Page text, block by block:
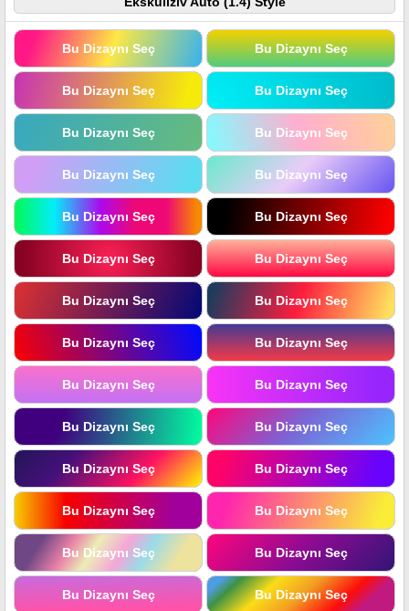
Bu Dizaynı Seç Bu Dizaynı Seç
Bu Dizaynı Seç Bu Dizaynı Seç
Bu Dizaynı Seç Bu Dizaynı Seç
Bu Dizaynı Seç Bu Dizaynı Seç
Bu Dizaynı Seç Bu Dizaynı Seç
Bu Dizaynı Seç Bu Dizaynı Seç
Bu Dizaynı Seç Bu Dizaynı Seç
Bu Dizaynı Seç Bu Dizaynı Seç
Bu Dizaynı Seç Bu Dizaynı Seç
Bu Dizaynı Seç Bu Dizaynı Seç
Bu Dizaynı Seç Bu Dizaynı Seç
Bu Dizaynı Seç Bu Dizaynı Seç
Bu Dizaynı Seç Bu Dizaynı Seç
Bu Dizaynı Seç Bu Dizaynı Seç